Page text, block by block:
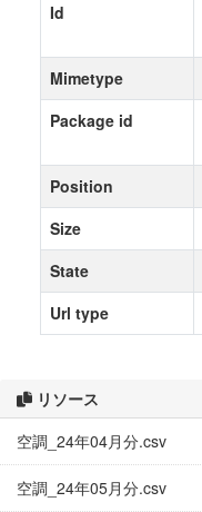
リソース
空調_24年04月分.csv
空調_24年05月分.csv
Id
Mimetype
Package id
Position
Size
State
Url type